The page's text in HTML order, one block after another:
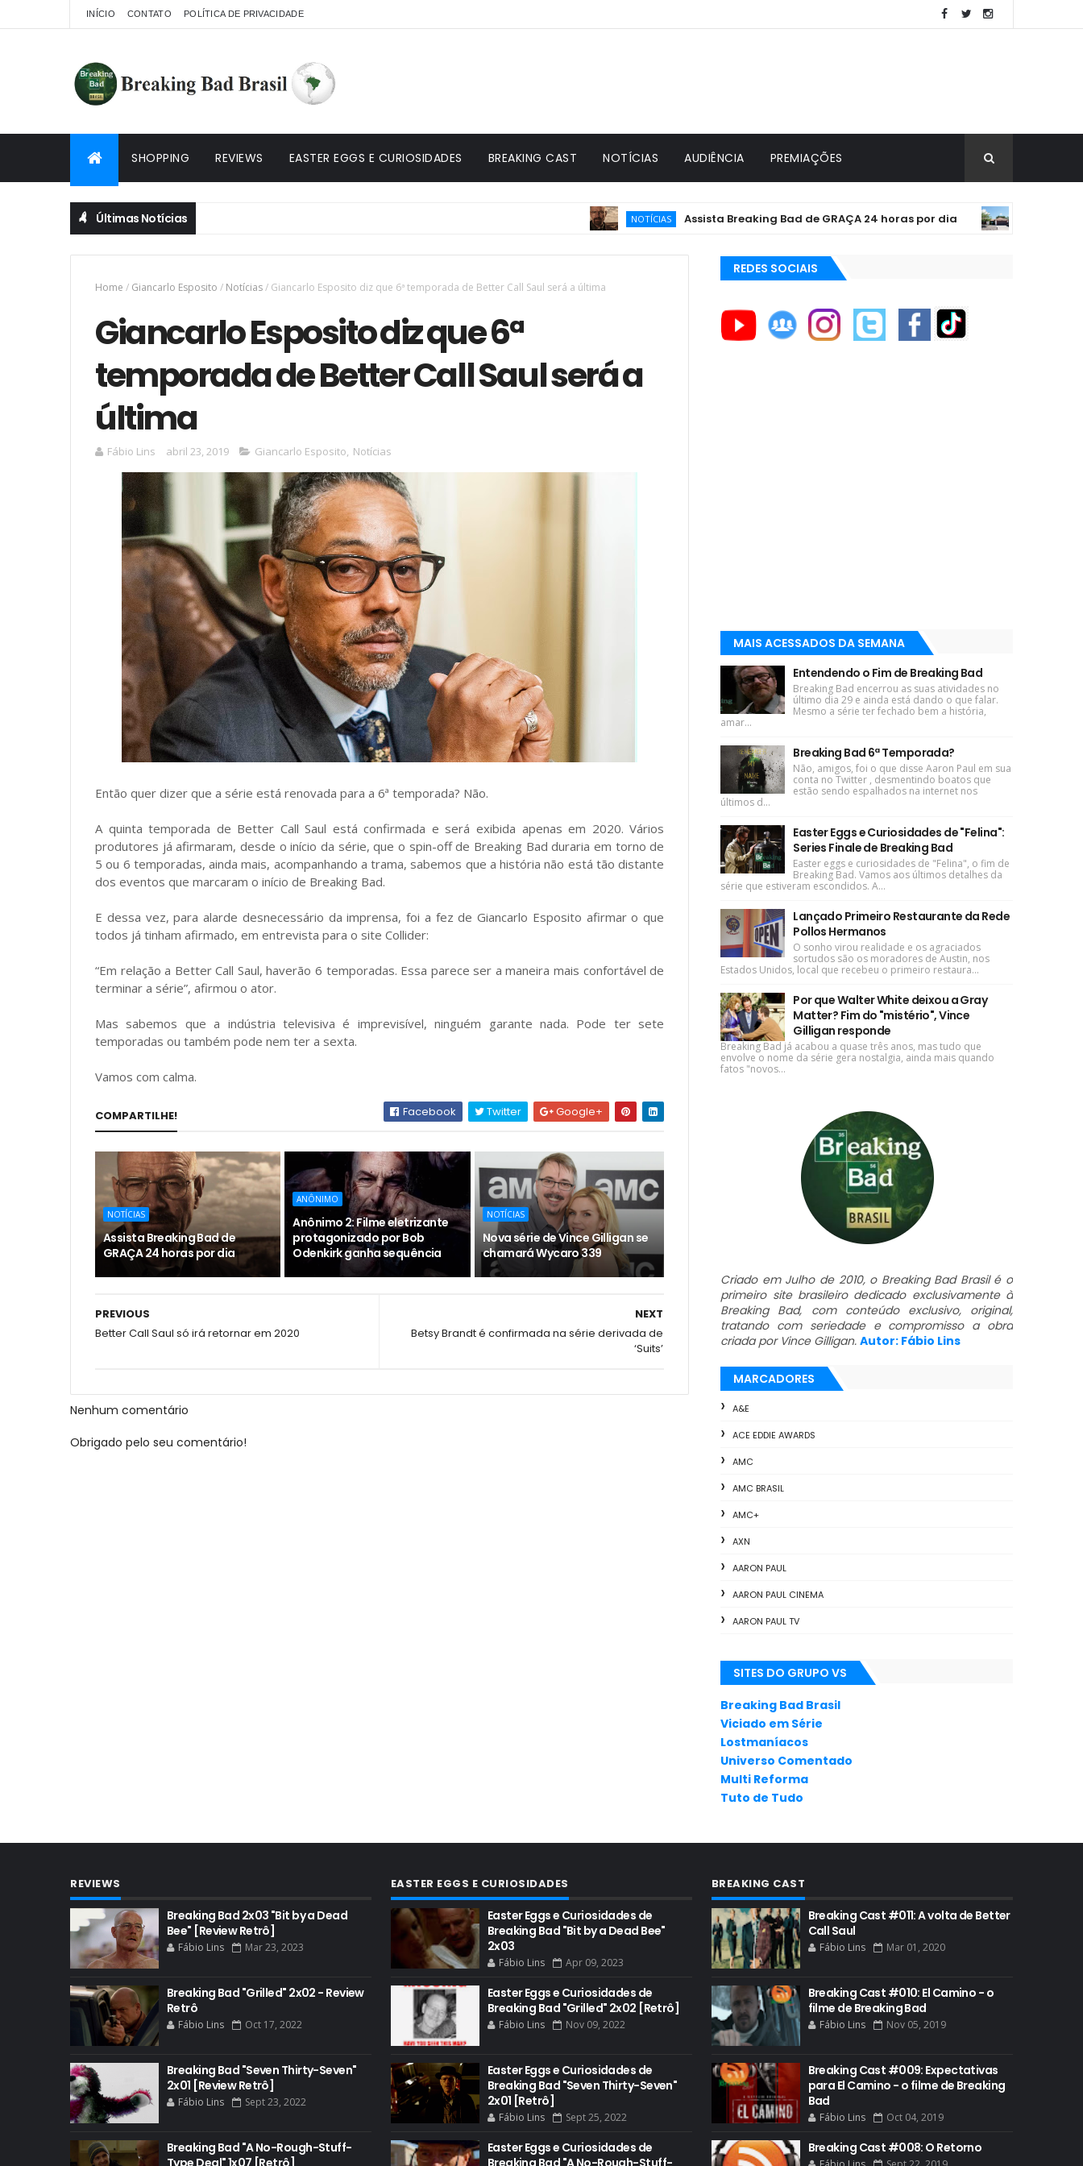
INÍCIO CONTATO POLÍTICA DE PRIVACIDADE
SHOPPING REVIEWS EASTER EGGS E CURIOSIDADES BREAKING CAST NOTÍCIAS AUDIÊNCIA PREMIAÇÕES
Últimas Notícias NOTÍCIAS Assista Breaking Bad de GRAÇA 24 horas por dia CURIOSIDADES
Home / Giancarlo Esposito / Notícias/ Giancarlo Esposito diz que 6ª temporada de Better Call Saul será a última
Giancarlo Esposito diz que 6ª
temporada de Better Call Saul será a
última
Fábio Lins abril 23, 2019 Giancarlo Esposito, Notícias
Então quer dizer que a série está renovada para a 6ª temporada? Não.
A quinta temporada de Better Call Saul está confirmada e será exibida apenas em 2020. Vários
produtores já afirmaram, desde o início da série, que o spin-off de Breaking Bad duraria em torno de
5 ou 6 temporadas, ainda mais, acompanhando a trama, sabemos que a história não está tão distante
dos eventos que marcaram o início de Breaking Bad.
E dessa vez, para alarde desnecessário da imprensa, foi a fez de Giancarlo Esposito afirmar o que
todos já tinham afirmado, em entrevista para o site Collider:
“Em relação a Better Call Saul, haverão 6 temporadas. Essa parece ser a maneira mais confortável de
terminar a série”, afirmou o ator.
Mas sabemos que a indústria televisiva é imprevisível, ninguém garante nada. Pode ter sete
temporadas ou também pode nem ter a sexta.
Vamos com calma.
COMPARTILHE! Facebook Twitter Google+
NOTÍCIAS
Assista Breaking Bad de
GRAÇA 24 horas por dia
ANÔNIMO
Anônimo 2: Filme eletrizante
protagonizado por Bob
Odenkirk ganha sequência
NOTÍCIAS
Nova série de Vince Gilligan se
chamará Wycaro 339
NEXT
Betsy Brandt é confirmada na série derivada de
‘Suits’
PREVIOUS
Better Call Saul só irá retornar em 2020
Nenhum comentário
Obrigado pelo seu comentário!
REDES SOCIAIS
MAIS ACESSADOS DA SEMANA
Entendendo o Fim de Breaking Bad
Breaking Bad encerrou as suas atividades no
último dia 29 e ainda está dando o que falar.
Mesmo a série ter fechado bem a história,
amar...
Breaking Bad 6ª Temporada?
Não, amigos, foi o que disse Aaron Paul em sua
conta no Twitter , desmentindo boatos que
estão sendo espalhados na internet nos
últimos d...
Easter Eggs e Curiosidades de "Felina":
Series Finale de Breaking Bad
Easter eggs e curiosidades de "Felina", o fim de
Breaking Bad. Vamos aos últimos detalhes da
série que estiveram escondidos. A...
Lançado Primeiro Restaurante da Rede
Pollos Hermanos
O sonho virou realidade e os agraciados
sortudos são os moradores de Austin, nos
Estados Unidos, local que recebeu o primeiro restaura...
Por que Walter White deixou a Gray
Matter? Fim do "mistério", Vince
Gilligan responde
Breaking Bad já acabou a quase três anos, mas tudo que
envolve o nome da série gera nostalgia, ainda mais quando
fatos "novos...
Criado em Julho de 2010, o Breaking Bad Brasil é o
primeiro site brasileiro dedicado exclusivamente à
Breaking Bad, com conteúdo exclusivo, original,
tratando com seriedade e compromisso a obra
criada por Vince Gilligan. Autor: Fábio Lins
MARCADORES
A&E
ACE EDDIE AWARDS
AMC
AMC BRASIL
AMC+
AXN
AARON PAUL
AARON PAUL CINEMA
AARON PAUL TV
ANIMAÇÃO
ANNA GUNN
APLICATIVOS
ARTES
AUDIÊNCIA
BAND
BASTIDORES
BATTLE CREEK
BETSY BRANDT
BETTER CALL SAUL
BLOOPERS
BLU-RAY
BOB ODENKIRK
BOB ODENKIRK CINEMA
BOB ODENKIRK TV
BREAKING BAD ART PROJECT
SITES DO GRUPO VS
Breaking Bad Brasil
Viciado em Série
Lostmaníacos
Universo Comentado
Multi Reforma
Tuto de Tudo
REVIEWS
Breaking Bad 2x03 "Bit by a Dead
Bee" [Review Retrô]
Fábio Lins Mar 23, 2023
Breaking Bad "Grilled" 2x02 - Review
Retrô
Fábio Lins Oct 17, 2022
Breaking Bad "Seven Thirty-Seven"
2x01 [Review Retrô]
Fábio Lins Sept 23, 2022
Breaking Bad "A No-Rough-Stuff-
Type Deal" 1x07 [Retrô]
EASTER EGGS E CURIOSIDADES
Easter Eggs e Curiosidades de
Breaking Bad "Bit by a Dead Bee"
2x03
Fábio Lins Apr 09, 2023
Easter Eggs e Curiosidades de
Breaking Bad "Grilled" 2x02 [Retrô]
Fábio Lins Nov 09, 2022
Easter Eggs e Curiosidades de
Breaking Bad "Seven Thirty-Seven"
2x01 [Retrô]
Fábio Lins Sept 25, 2022
Easter Eggs e Curiosidades de
Breaking Bad "A No-Rough-Stuff-
BREAKING CAST
Breaking Cast #011: A volta de Better
Call Saul
Fábio Lins Mar 01, 2020
Breaking Cast #010: El Camino - o
filme de Breaking Bad
Fábio Lins Nov 05, 2019
Breaking Cast #009: Expectativas
para El Camino - o filme de Breaking
Bad
Fábio Lins Oct 04, 2019
Breaking Cast #008: O Retorno